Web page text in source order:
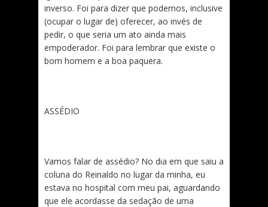
inverso. Foi para dizer que podemos, inclusive
(ocupar o lugar de) oferecer, ao invés de
pedir, o que seria um ato ainda mais
empoderador. Foi para lembrar que existe o
bom homem e a boa paquera.
ASSÉDIO
Vamos falar de assédio? No dia em que saiu a
coluna do Reinaldo no lugar da minha, eu
estava no hospital com meu pai, aguardando
que ele acordasse da sedação de uma